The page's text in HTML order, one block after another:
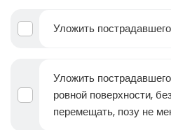
Уложить
Уложить
ровной поверхности,
перемещать, позу не